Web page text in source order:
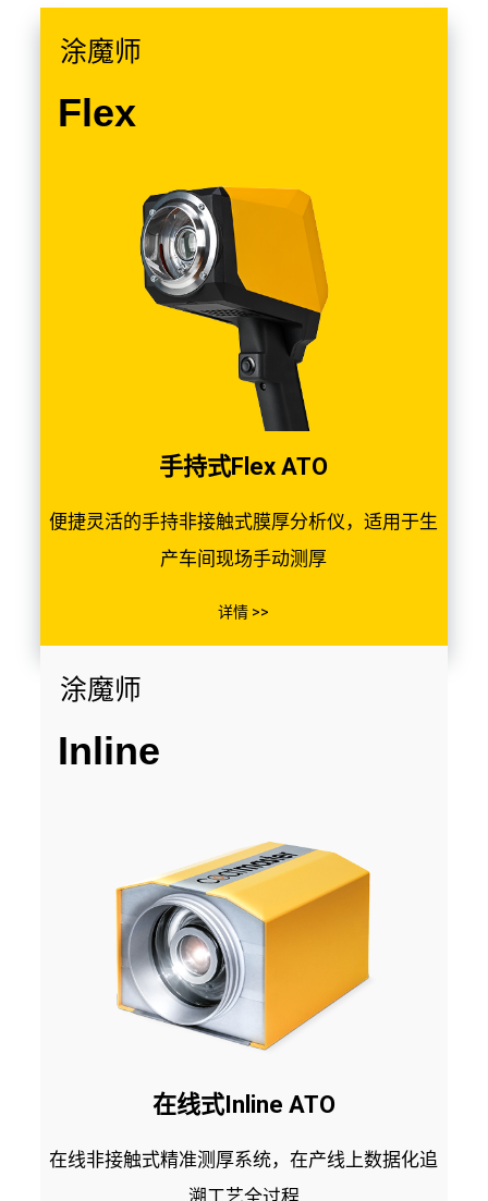
涂魔师
Flex
手持式Flex ATO
便捷灵活的手持非接触式膜厚分析仪，适用于生
产车间现场手动测厚
详情 >>
涂魔师
Inline
在线式Inline ATO
在线非接触式精准测厚系统，在产线上数据化追
溯工艺全过程